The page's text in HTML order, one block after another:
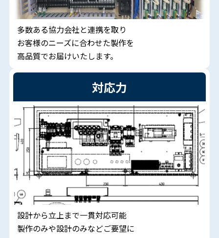
多数ある協力会社と連携を取り
お客様のニーズに合わせた製作を
高品質でお届けいたします。
対応力
設計から立上まで一貫対応可能
製作のみや設計のみなどご要望に